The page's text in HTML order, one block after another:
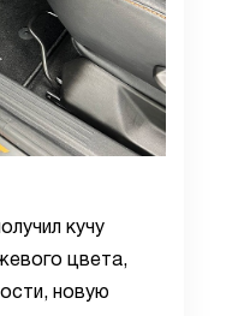
кучу
цвета,
новую